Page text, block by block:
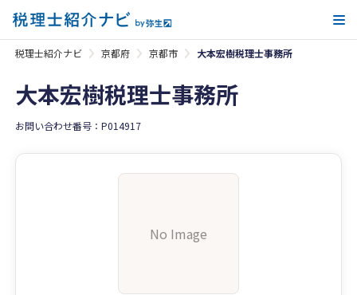
税理士紹介ナビ 京都府 京都市 大本宏樹税理士事務所
大本宏樹税理士事務所
お問い合わせ番号：P014917
No Image